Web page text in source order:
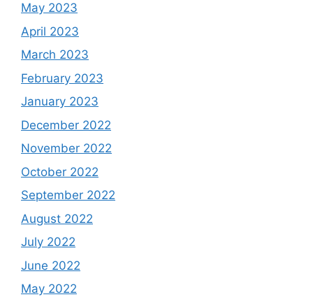
May 2023
April 2023
March 2023
February 2023
January 2023
December 2022
November 2022
October 2022
September 2022
August 2022
July 2022
June 2022
May 2022